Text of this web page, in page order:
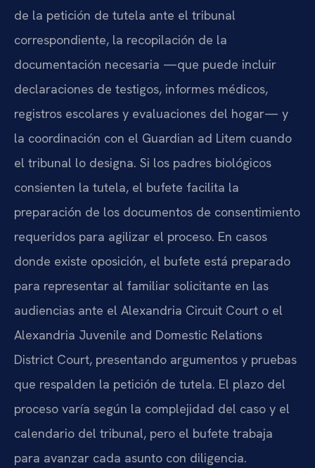
de la petición de tutela ante el tribunal
correspondiente, la recopilación de la
documentación necesaria —que puede incluir
declaraciones de testigos, informes médicos,
registros escolares y evaluaciones del hogar— y
la coordinación con el Guardian ad Litem cuando
el tribunal lo designa. Si los padres biológicos
consienten la tutela, el bufete facilita la
preparación de los documentos de consentimiento
requeridos para agilizar el proceso. En casos
donde existe oposición, el bufete está preparado
para representar al familiar solicitante en las
audiencias ante el Alexandria Circuit Court o el
Alexandria Juvenile and Domestic Relations
District Court, presentando argumentos y pruebas
que respalden la petición de tutela. El plazo del
proceso varía según la complejidad del caso y el
calendario del tribunal, pero el bufete trabaja
para avanzar cada asunto con diligencia.